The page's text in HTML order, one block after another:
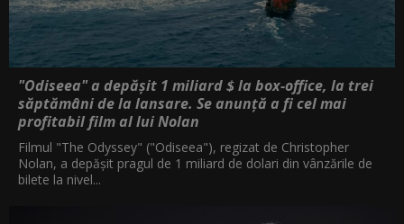
"Odiseea" a depășit 1 miliard $ la box-office, la trei
săptămâni de la lansare. Se anunță a fi cel mai
profitabil film al lui Nolan
Filmul "The Odyssey" ("Odiseea"), regizat de Christopher
Nolan, a depăşit pragul de 1 miliard de dolari din vânzările de
bilete la nivel...